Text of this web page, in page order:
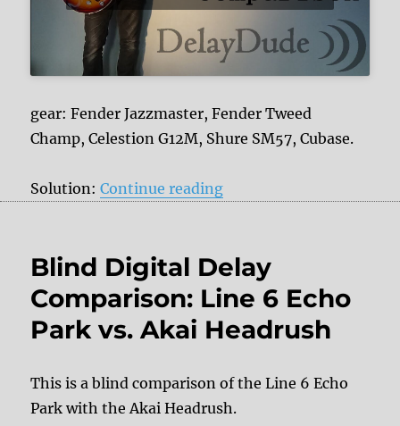
gear: Fender Jazzmaster, Fender Tweed
Champ, Celestion G12M, Shure SM57, Cubase.
Solution:Continue reading“Blind Analog Delay
Blind Digital Delay
Comparison: Line 6 Echo
Park vs. Akai Headrush
This is a blind comparison of the Line 6 Echo
Park with the Akai Headrush.